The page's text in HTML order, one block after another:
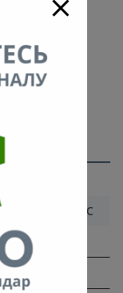
ВС
2